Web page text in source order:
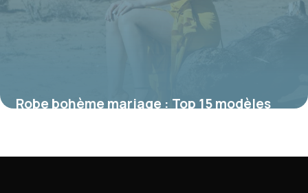
Robe bohème mariage : Top 15 modèles